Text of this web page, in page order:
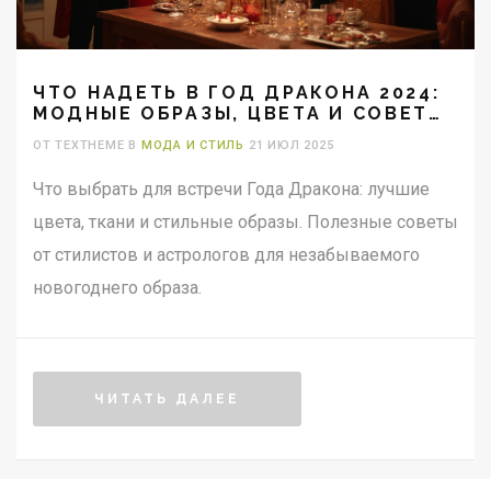
ЧТО НАДЕТЬ В ГОД ДРАКОНА 2024:
МОДНЫЕ ОБРАЗЫ, ЦВЕТА И СОВЕТЫ
ОТ TEXTHEME В МОДА И СТИЛЬ 21 ИЮЛ 2025
Что выбрать для встречи Года Дракона: лучшие
цвета, ткани и стильные образы. Полезные советы
от стилистов и астрологов для незабываемого
новогоднего образа.
ЧИТАТЬ ДАЛЕЕ